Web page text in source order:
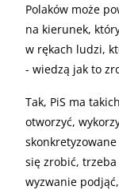
Polaków może
na kierunek,
w rękach ludzi,
- wiedzą jak to
Tak, PiS ma
otworzyć,
się zrobić,
wyzwanie